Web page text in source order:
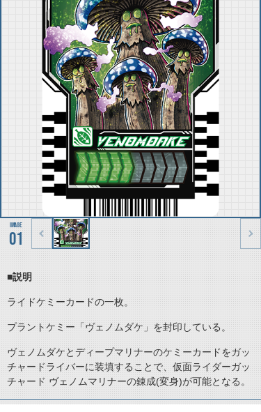
01
■説明
ライドケミーカードの一枚。
プラントケミー「ヴェノムダケ」を封印している。
ヴェノムダケとディープマリナーのケミーカードをガッ
チャードライバーに装填することで、仮面ライダーガッ
チャード ヴェノムマリナーの錬成(変身)が可能となる。